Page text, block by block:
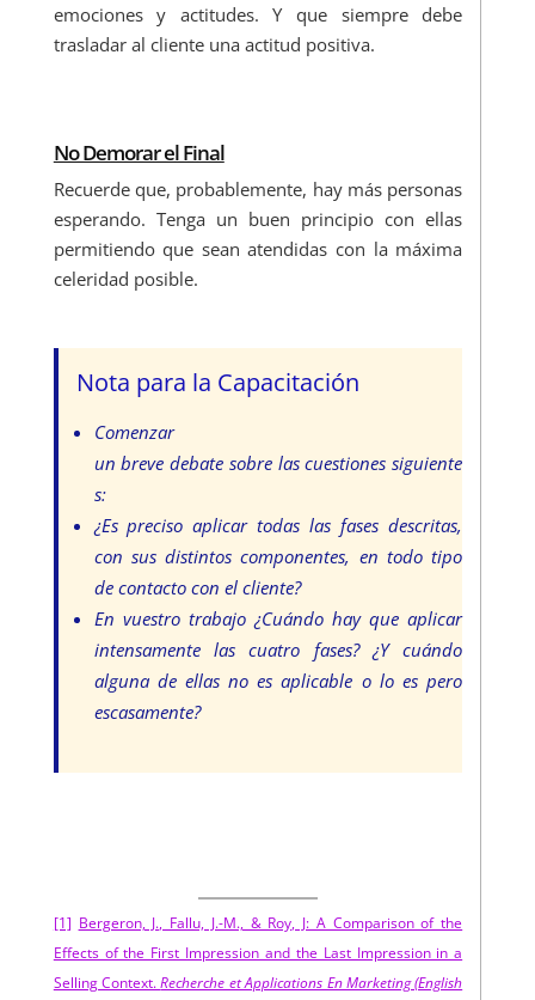
emociones y actitudes. Y que siempre debe
trasladar al cliente una actitud positiva.
No Demorar el Final
Recuerde que, probablemente, hay más personas
esperando. Tenga un buen principio con ellas
permitiendo que sean atendidas con la máxima
celeridad posible.
Nota para la Capacitación
Comenzar
un breve debate sobre las cuestiones siguiente
s:
¿Es preciso aplicar todas las fases descritas,
con sus distintos componentes, en todo tipo
de contacto con el cliente?
En vuestro trabajo ¿Cuándo hay que aplicar
intensamente las cuatro fases? ¿Y cuándo
alguna de ellas no es aplicable o lo es pero
escasamente?
[1] Bergeron, J., Fallu, J.-M., & Roy, J: A Comparison of the
Effects of the First Impression and the Last Impression in a
Selling Context.Recherche et Applications En Marketing (English